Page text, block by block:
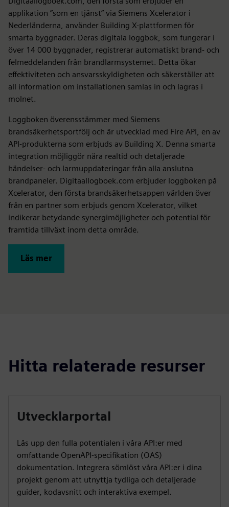
applikation ”som en tjänst” via Siemens Xcelerator i
Nederländerna, använder Building X-plattformen för
smarta byggnader. Deras digitala loggbok, som fungerar i
över 14 000 byggnader, registrerar automatiskt brand- och
felmeddelanden från brandlarmsystemet. Detta ökar
effektiviteten och ansvarsskyldigheten och säkerställer att
all information om installationen samlas in och lagras i
molnet.
Loggboken överensstämmer med Siemens
brandsäkerhetsportfölj och är utvecklad med Fire API, en av
API-produkterna som erbjuds av Building X. Denna smarta
integration möjliggör nära realtid och detaljerade
händelser- och larmuppdateringar från alla anslutna
brandpaneler. Digitaallogboek.com erbjuder loggboken på
Xcelerator, den första brandsäkerhetsappen världen över
från en partner som erbjuds genom Xcelerator, vilket
indikerar betydande synergimöjligheter och potential för
framtida tillväxt inom detta område.
Läs mer
Hitta relaterade resurser
Utvecklarportal
Lås upp den fulla potentialen i våra API:er med
omfattande OpenAPI-specifikation (OAS)
dokumentation. Integrera sömlöst våra API:er i dina
projekt genom att utnyttja tydliga och detaljerade
guider, kodavsnitt och interaktiva exempel.